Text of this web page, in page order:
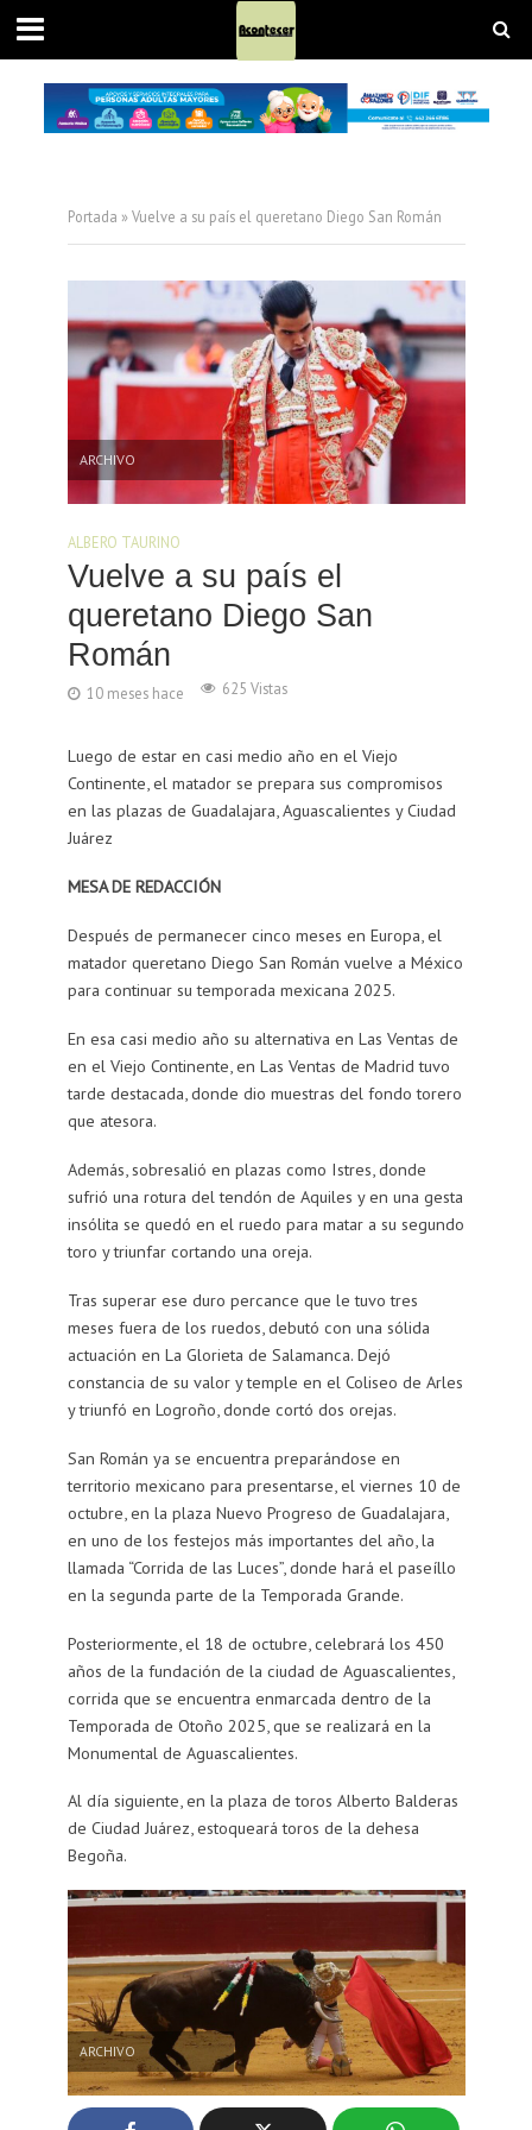
Portada »Vuelve a su país el queretano Diego San Román
ARCHIVO
ALBERO TAURINO
Vuelve a su país el
queretano Diego San
Román
10 meses hace 625 Vistas
Luego de estar en casi medio año en el Viejo
Continente, el matador se prepara sus compromisos
en las plazas de Guadalajara, Aguascalientes y Ciudad
Juárez
MESA DE REDACCIÓN
Después de permanecer cinco meses en Europa, el
matador queretano Diego San Román vuelve a México
para continuar su temporada mexicana 2025.
En esa casi medio año su alternativa en Las Ventas de
en el Viejo Continente, en Las Ventas de Madrid tuvo
tarde destacada, donde dio muestras del fondo torero
que atesora.
Además, sobresalió en plazas como Istres, donde
sufrió una rotura del tendón de Aquiles y en una gesta
insólita se quedó en el ruedo para matar a su segundo
toro y triunfar cortando una oreja.
Tras superar ese duro percance que le tuvo tres
meses fuera de los ruedos, debutó con una sólida
actuación en La Glorieta de Salamanca. Dejó
constancia de su valor y temple en el Coliseo de Arles
y triunfó en Logroño, donde cortó dos orejas.
San Román ya se encuentra preparándose en
territorio mexicano para presentarse, el viernes 10 de
octubre, en la plaza Nuevo Progreso de Guadalajara,
en uno de los festejos más importantes del año, la
llamada “Corrida de las Luces”, donde hará el paseíllo
en la segunda parte de la Temporada Grande.
Posteriormente, el 18 de octubre, celebrará los 450
años de la fundación de la ciudad de Aguascalientes,
corrida que se encuentra enmarcada dentro de la
Temporada de Otoño 2025, que se realizará en la
Monumental de Aguascalientes.
Al día siguiente, en la plaza de toros Alberto Balderas
de Ciudad Juárez, estoqueará toros de la dehesa
Begoña.
ARCHIVO